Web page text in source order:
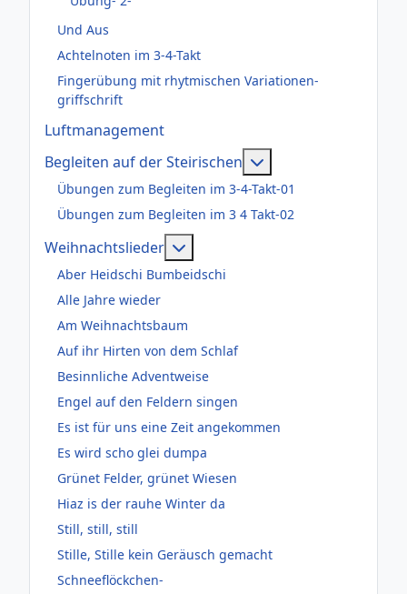
Und Aus
Achtelnoten im 3-4-Takt
Fingerübung mit rhytmischen Variationen-
griffschrift
Luftmanagement
Begleiten auf der Steirischen
Übungen zum Begleiten im 3-4-Takt-01
Übungen zum Begleiten im 3 4 Takt-02
Weihnachtslieder
Aber Heidschi Bumbeidschi
Alle Jahre wieder
Am Weihnachtsbaum
Auf ihr Hirten von dem Schlaf
Besinnliche Adventweise
Engel auf den Feldern singen
Es ist für uns eine Zeit angekommen
Es wird scho glei dumpa
Grünet Felder, grünet Wiesen
Hiaz is der rauhe Winter da
Still, still, still
Stille, Stille kein Geräusch gemacht
Schneeflöckchen-